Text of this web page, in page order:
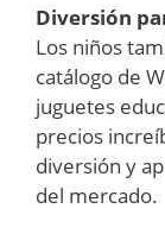
Diversión
Los niños
catálogo de
juguetes
precios
diversión y
del mercado.